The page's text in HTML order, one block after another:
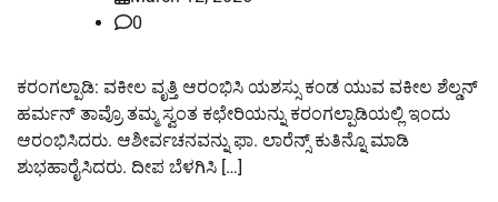
0
ಕರಂಗಲ್ಪಾಡಿ: ವಕೀಲ ವೃತ್ತಿ ಆರಂಭಿಸಿ ಯಶಸ್ಸು ಕಂಡ ಯುವ ವಕೀಲ ಶೆಲ್ಡನ್
ಹರ್ಮನ್ ತಾವ್ರೊ ತಮ್ಮ ಸ್ವಂತ ಕಛೇರಿಯನ್ನು ಕರಂಗಲ್ಪಾಡಿಯಲ್ಲಿ ಇಂದು
ಆರಂಭಿಸಿದರು. ಆಶೀರ್ವಚನವನ್ನು ಫಾ. ಲಾರೆನ್ಸ್ ‌ಕುತಿನ್ನೊ ಮಾಡಿ
ಶುಭಹಾರೈಸಿದರು. ದೀಪ ಬೆಳಗಿಸಿ […]